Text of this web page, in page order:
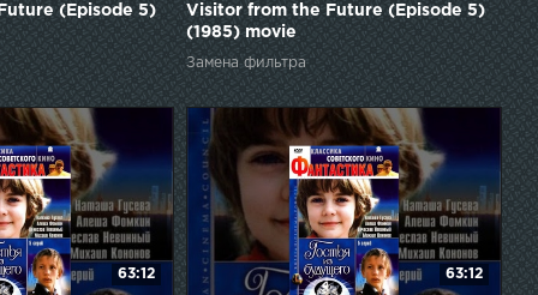
(Episode 5)
Visitor from the Future (Episode 5)
(1985) movie
Замена фильтра
63:12 63:12